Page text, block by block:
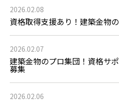
2026.02.08
資格取得支援あり！建築金物
2026.02.07
建築金物のプロ集団！資格サ
募集
2026.02.06